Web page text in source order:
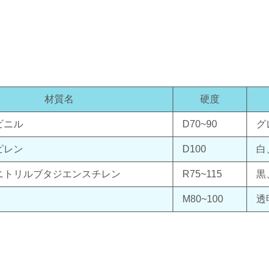
材質名 硬度
ニル D70~90 グ
レン D100 白
トリルブタジエンスチレン R75~115 黒
M80~100 透